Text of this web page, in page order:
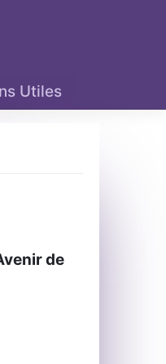
Utiles
de